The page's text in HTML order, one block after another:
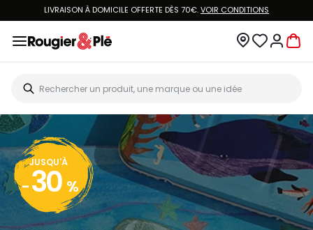
LIVRAISON À DOMICILE OFFERTE DÈS 70€.VOIR CONDITIONS
JUSQU'À
- 30 %